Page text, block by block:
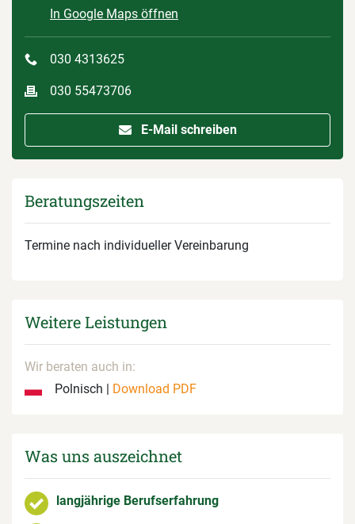
In Google Maps öffnen
030 4313625
030 55473706
E-Mail schreiben
Beratungszeiten
Termine nach individueller Vereinbarung
Weitere Leistungen
Wir beraten auch in:
Polnisch |
Download PDF
Was uns auszeichnet
langjährige Berufserfahrung